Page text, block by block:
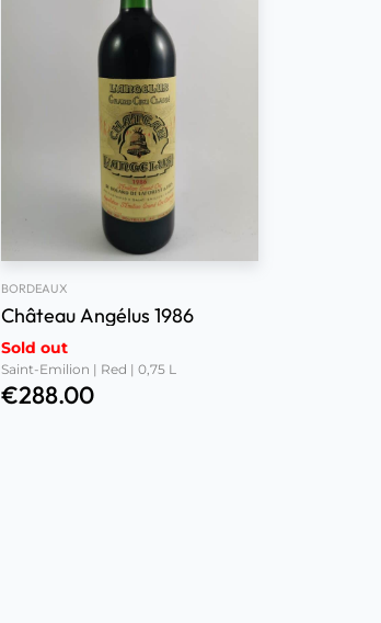
BORDEAUX
Château Angélus 1986
Sold out
Saint-Emilion | Red | 0,75 L
€288.00